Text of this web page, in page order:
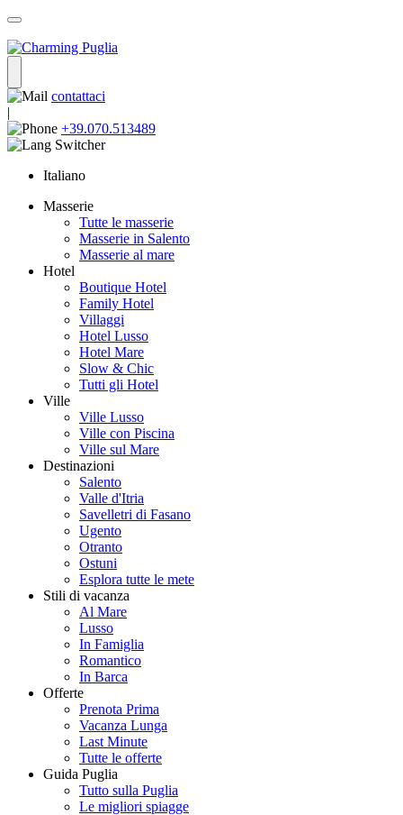
contattaci
|
+39.070.513489
Italiano
Masserie
Tutte le masserie
Masserie in Salento
Masserie al mare
Hotel
Boutique Hotel
Family Hotel
Villaggi
Hotel Lusso
Hotel Mare
Slow & Chic
Tutti gli Hotel
Ville
Ville Lusso
Ville con Piscina
Ville sul Mare
Destinazioni
Salento
Valle d'Itria
Savelletri di Fasano
Ugento
Otranto
Ostuni
Esplora tutte le mete
Stili di vacanza
Al Mare
Lusso
In Famiglia
Romantico
In Barca
Offerte
Prenota Prima
Vacanza Lunga
Last Minute
Tutte le offerte
Guida Puglia
Tutto sulla Puglia
Le migliori spiagge